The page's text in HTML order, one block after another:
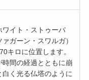
イト・ストゥーパ
ガーン・スワルガ）
キロに位置します。
間の経過とともに崩
く光る仏塔のように